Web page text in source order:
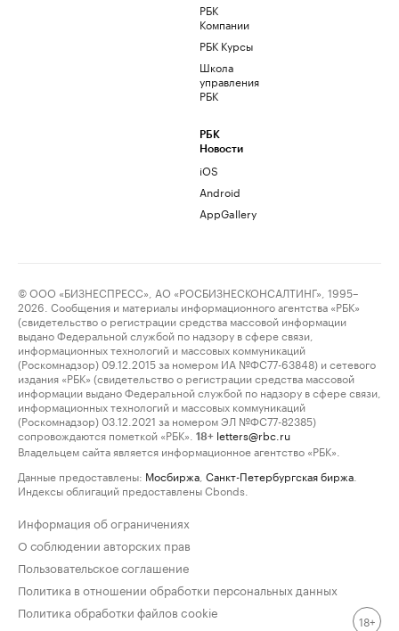
РБК
Компании
РБК Курсы
Школа
управления
РБК
РБК
Новости
iOS
Android
AppGallery
© ООО «БИЗНЕСПРЕСС», АО «РОСБИЗНЕСКОНСАЛТИНГ», 1995–
2026. Сообщения и материалы информационного агентства «РБК»
(свидетельство о регистрации средства массовой информации
выдано Федеральной службой по надзору в сфере связи,
информационных технологий и массовых коммуникаций
(Роскомнадзор) 09.12.2015 за номером ИА №ФС77-63848) и сетевого
издания «РБК» (свидетельство о регистрации средства массовой
информации выдано Федеральной службой по надзору в сфере связи,
информационных технологий и массовых коммуникаций
(Роскомнадзор) 03.12.2021 за номером ЭЛ №ФС77-82385)
сопровождаются пометкой «РБК».
18+ letters@rbc.ru
Владельцем сайта является информационное агентство «РБК».
Данные предоставлены: Мосбиржа Санкт-Петербургская биржа
Индексы облигаций предоставлены Cbonds.
Информация об ограничениях
О соблюдении авторских прав
Пользовательское соглашение
Политика в отношении обработки персональных данных
Политика обработки файлов cookie
18+